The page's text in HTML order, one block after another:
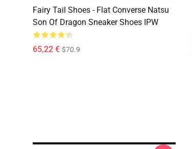
Fairy Tail Shoes - Flat Converse Natsu
Son Of Dragon Sneaker Shoes IPW
65,22 € $70.9